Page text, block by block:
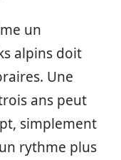
un
alpins doit
Une
ans peut
simplement
rythme plus